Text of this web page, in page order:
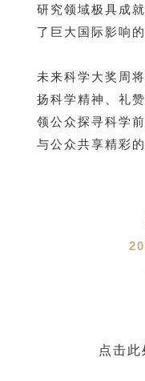
研究领域极具成
了巨大国际影响
未来科学大奖周
扬科学精神、礼
领公众探寻科学
与公众共享精彩
点击